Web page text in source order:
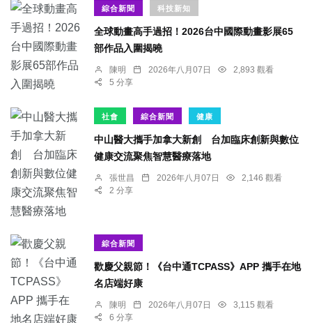
綜合新聞 科技新知
全球動畫高手過招！2026台中國際動畫影展65
部作品入圍揭曉
陳明 2026年八月07日
2,893 觀看
5 分享
社會 綜合新聞 健康
中山醫大攜手加拿大新創 台加臨床創新與數位
健康交流聚焦智慧醫療落地
張世昌 2026年八月07日
2,146 觀看
2 分享
綜合新聞
歡慶父親節！《台中通TCPASS》APP 攜手在地
名店端好康
陳明 2026年八月07日
3,115 觀看
6 分享